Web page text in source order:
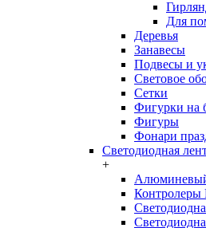
Для
Деревья
Занавесы
Подвесы и
Световое
Сетки
Фигурки на
Фигуры
Фонари
Светодиодная
+
Контролеры